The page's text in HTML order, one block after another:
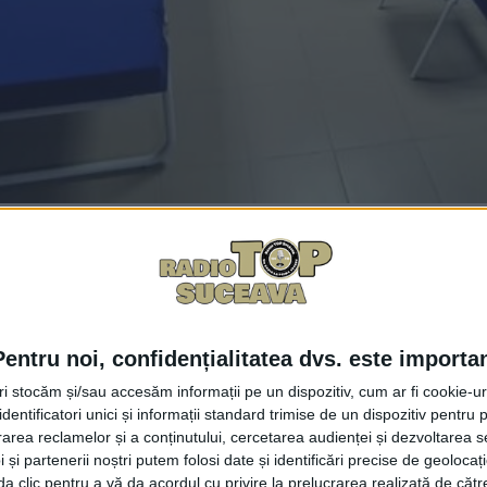
noi, confidențialitatea dvs. este
stocăm și/sau accesăm informații pe un dispozitiv, cum ar fi cookie-
unici și informații standard trimise de un dispozitiv pentru
reclamelor și a conținutului, cercetarea audienței și dezvoltarea
și partenerii noștri putem folosi date și identificări precise de
clic pentru a vă da acordul cu privire la prelucrarea realizată de
două fluxuri de vaccinare anti-COVID cu serurile
nu au fost deschise. Motivul ar fi acela că
Spre sfîrșitul lunii octombrie, prefectul
pandemiei. Imediat, administratorul
vaccinare începînd cu data de 1 noiembrie în
vaccinare pe care a promis că le va face la Rădăuți,